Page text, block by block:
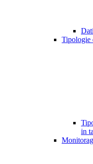
Tipologie
in